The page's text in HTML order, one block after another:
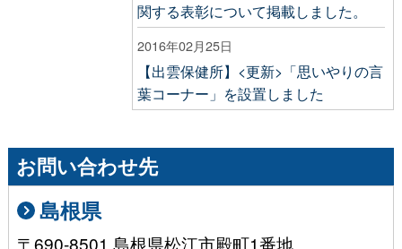
関する表彰について掲載しました。
2016年02月25日
【出雲保健所】<更新>「思いやりの言
葉コーナー」を設置しました
お問い合わせ先
島根県
〒690-8501 島根県松江市殿町1番地